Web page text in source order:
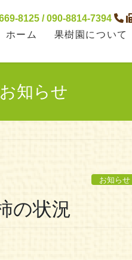
8125 / 090-8814-7394
ホーム
果樹園について
お知らせ
お知らせ
の状況